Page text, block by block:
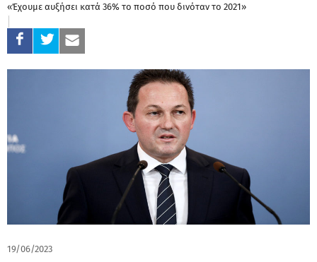
«Έχουμε αυξήσει κατά 36% το ποσό που δινόταν το 2021»
19/06/2023